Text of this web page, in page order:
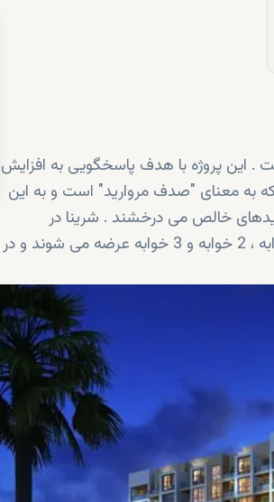
. این پروژه با هدف پاسخگویی به افزایش
به معنای "صدف مروارید" است و به این
خالص می درخشند . شرینا در
مجموع 3 ساختمان دارد که در قالب استودیوهای بزرگ و مجلل ، آپارتمان های 1 خوابه ، 2 خوابه و 3 خوابه عرضه می شوند و در